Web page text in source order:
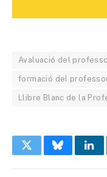
Avaluació del
formació del
Llibre Blanc de la
TwitterBluesky